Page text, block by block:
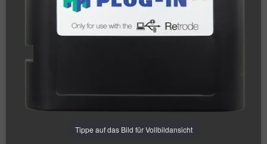
Tippe auf das Bild für Vollbildansicht